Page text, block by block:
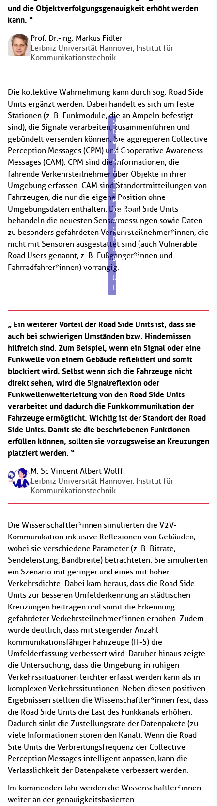
und die Objektverfolgungsgenauigkeit erhöht werden
kann.
Prof. Dr.-Ing. Markus Fidler
Leibniz Universität Hannover, Institut für
Kommunikationstechnik
Die kollektive Wahrnehmung kann durch sog. Road Side
Units ergänzt werden. Dabei handelt es sich um feste
Stationen (z. B. Funkmodule, die an Ampeln befestigt
sind), die Signale verarbeiten, zusammenführen und
gebündelt versenden können. Sie aggregieren Collective
Perception Messages (CPM) und Cooperative Awareness
Messages (CAM). CPM sind die Informationen, die
fahrende Verkehrsteilnehmer über Objekte in ihrer
Umgebung erfassen. CAM sind Standortmitteilungen von
Fahrzeugen, die nur die eigene Position ohne
Umgebungsdaten enthalten. Die Road Side Units
behandeln die neuesten Sensormessungen sowie Daten
zu besonders gefährdeten Verkehrsteilnehmer*innen, die
nicht mit Sensoren ausgestattet sind (auch Vulnerable
Road Users genannt, z. B. Fußgänger*innen und
Fahrradfahrer*innen) vorrangig.
Schematische
Darstellung
einer
Road
Side
Unit,
die
an
einer
Kreuzung
die
Collective
Perception
unterstützt.
Bildquelle:
Leibniz
Universität
Hannover
Ein weiterer Vorteil der Road Side Units ist, dass sie
auch bei schwierigen Umständen bzw. Hindernissen
hilfreich sind. Zum Beispiel, wenn ein Signal oder eine
Funkwelle von einem Gebäude reflektiert und somit
blockiert wird. Selbst wenn sich die Fahrzeuge nicht
direkt sehen, wird die Signalreflexion oder
Funkwellenweiterleitung von den Road Side Units
verarbeitet und dadurch die Funkkommunikation der
Fahrzeuge ermöglicht. Wichtig ist der Standort der Road
Side Units. Damit sie die beschriebenen Funktionen
erfüllen können, sollten sie vorzugsweise an Kreuzungen
platziert werden.
M. Sc Vincent Albert Wolff
Leibniz Universität Hannover, Institut für
Kommunikationstechnik
Die Wissenschaftler*innen simulierten die V2V-
Kommunikation inklusive Reflexionen von Gebäuden,
wobei sie verschiedene Parameter (z. B. Bitrate,
Sendeleistung, Bandbreite) betrachteten. Sie simulierten
ein Szenario mit geringer und eines mit hoher
Verkehrsdichte. Dabei kam heraus, dass die Road Side
Units zur besseren Umfelderkennung an städtischen
Kreuzungen beitragen und somit die Erkennung
gefährdeter Verkehrsteilnehmer*innen erhöhen. Zudem
wurde deutlich, dass mit steigender Anzahl
kommunikationsfähiger Fahrzeuge (IT-S) die
Umfelderfassung verbessert wird. Darüber hinaus zeigte
die Untersuchung, dass die Umgebung in ruhigen
Verkehrssituationen leichter erfasst werden kann als in
komplexen Verkehrssituationen. Neben diesen positiven
Ergebnissen stellten die Wissenschaftler*innen fest, dass
die Road Side Units die Last des Funkkanals erhöhen.
Dadurch sinkt die Zustellungsrate der Datenpakete (zu
viele Informationen stören den Kanal). Wenn die Road
Site Units die Verbreitungsfrequenz der Collective
Perception Messages intelligent anpassen, kann die
Verlässlichkeit der Datenpakete verbessert werden.
Im kommenden Jahr werden die Wissenschaftler*innen
weiter an der genauigkeitsbasierten